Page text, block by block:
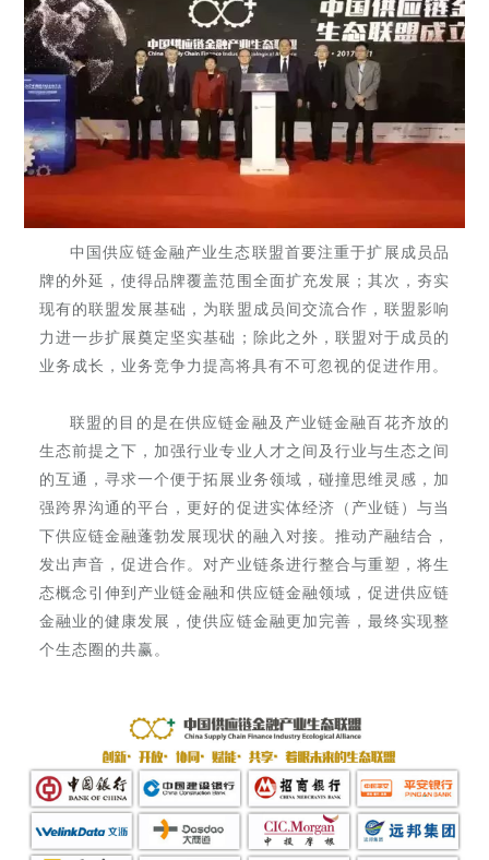
中国供应链金融产业生态联盟首要注重于扩展成员品
牌的外延，使得品牌覆盖范围全面扩充发展；其次，夯实
现有的联盟发展基础，为联盟成员间交流合作，联盟影响
力进一步扩展奠定坚实基础；除此之外，联盟对于成员的
业务成长，业务竞争力提高将具有不可忽视的促进作用。
联盟的目的是在供应链金融及产业链金融百花齐放的
生态前提之下，加强行业专业人才之间及行业与生态之间
的互通，寻求一个便于拓展业务领域，碰撞思维灵感，加
强跨界沟通的平台，更好的促进实体经济（产业链）与当
下供应链金融蓬勃发展现状的融入对接。推动产融结合，
发出声音，促进合作。对产业链条进行整合与重塑，将生
态概念引伸到产业链金融和供应链金融领域，促进供应链
金融业的健康发展，使供应链金融更加完善，最终实现整
个生态圈的共赢。